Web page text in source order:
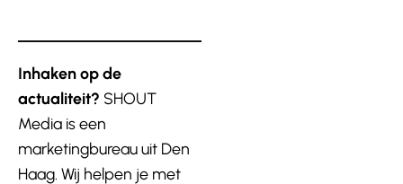
Inhaken op de
actualiteit? SHOUT
Media is een
marketingbureau uit Den
Haag. Wij helpen je met